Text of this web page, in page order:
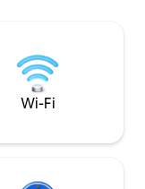
くにあります。 この場所には、いくつか
の素晴らしいレス
Wi-Fi